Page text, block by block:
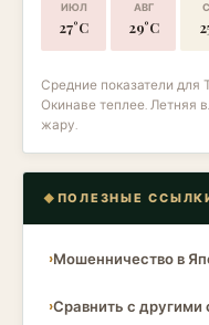
ИЮЛ
27°C
АВГ
29°C
Средние показатели для
Окинаве теплее. Летняя
жару.
ПОЛЕЗНЫЕ
Мошенничество в
Сравнить с другими